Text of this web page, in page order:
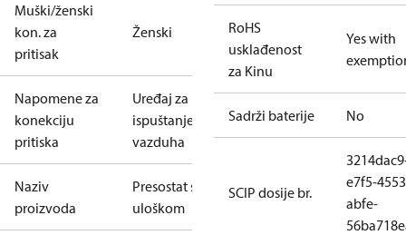
Muški/ženski
kon. za
pritisak
Ženski
Napomene za
konekciju
pritiska
Uređaj za
ispuštanje
vazduha
Naziv
proizvoda
Presostat sa
uloškom
RoHS
usklađenost
za Kinu
Yes with
Sadrži baterije No
SCIP dosije br.
e7f5-
abfe-